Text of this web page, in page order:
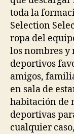
toda la
Selection
ropa del
los nombres y
deportivos
amigos,
en sala de
habitación de
deportivas
cualquier